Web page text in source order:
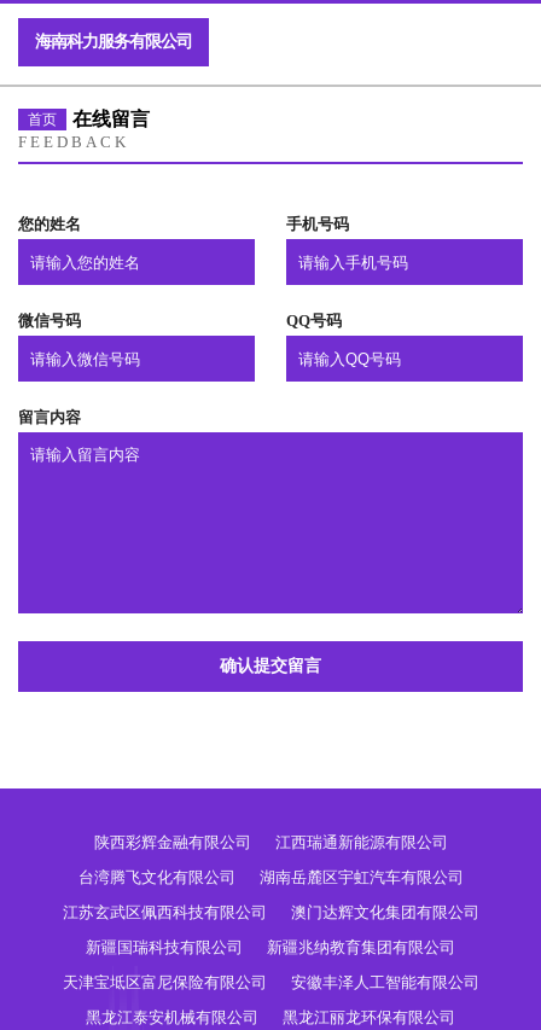
海南科力服务有限公司
首页 在线留言
FEEDBACK
您的姓名 手机号码
微信号码 QQ号码
留言内容
确认提交留言
陕西彩辉金融有限公司
江西瑞通新能源有限公司
台湾腾飞文化有限公司
湖南岳麓区宇虹汽车有限公司
江苏玄武区佩西科技有限公司
澳门达辉文化集团有限公司
新疆国瑞科技有限公司
新疆兆纳教育集团有限公司
天津宝坻区富尼保险有限公司
安徽丰泽人工智能有限公司
黑龙江泰安机械有限公司
黑龙江丽龙环保有限公司